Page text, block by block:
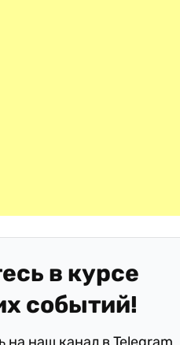
в курсе
событий!